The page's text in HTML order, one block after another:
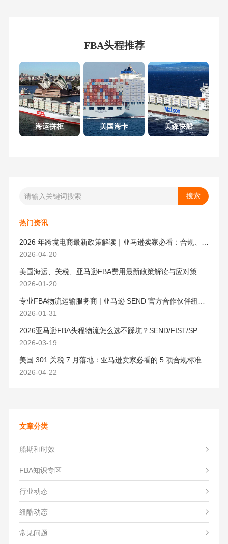
FBA头程推荐
海运拼柜 美国海卡 美森快船
热门资讯
2026-04-20
美国海运、关税、亚马逊FBA费用最新政策解读与应对策略（2026版）
2026-01-20
2026-01-31
2026亚马逊FBA头程物流怎么选不踩坑？SEND/FIST/SPN官方认证物流商，只有这家敢承诺“准达率第一”
2026-03-19
美国 301 关税 7 月落地：亚马逊卖家必看的 5 项合规标准与稳交付方案
2026-04-22
文章分类
船期和时效
FBA知识专区
行业动态
纽酷动态
常见问题